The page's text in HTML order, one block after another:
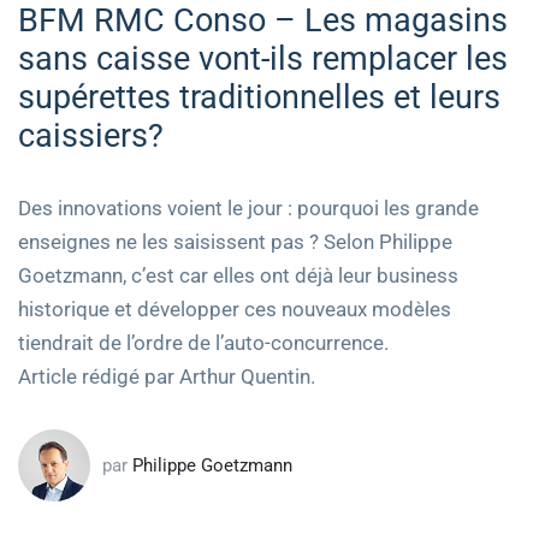
BFM RMC Conso – Les magasins
sans caisse vont-ils remplacer les
supérettes traditionnelles et leurs
caissiers?
Des innovations voient le jour : pourquoi les grande
enseignes ne les saisissent pas ? Selon Philippe
Goetzmann, c’est car elles ont déjà leur business
historique et développer ces nouveaux modèles
tiendrait de l’ordre de l’auto-concurrence.
Article rédigé par Arthur Quentin.
par Philippe Goetzmann